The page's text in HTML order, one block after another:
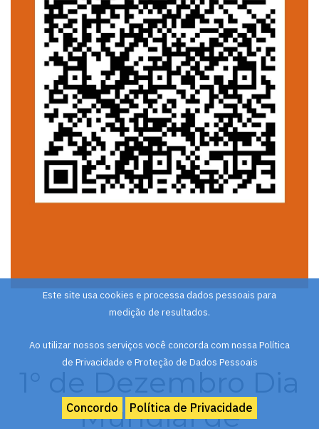
Mundial de
Este site usa cookies e processa dados pessoais para
medição de resultados.
Ao utilizar nossos serviços você concorda com nossa Política
de Privacidade e Proteção de Dados Pessoais
Concordo Política de Privacidade